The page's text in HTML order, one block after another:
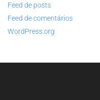
Feed de posts
Feed de comentários
WordPress.org